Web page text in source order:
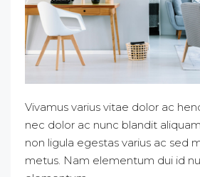
Vivamus varius vitae dolor ac
nec dolor ac nunc blandit
non ligula egestas varius ac sed
metus. Nam elementum dui id